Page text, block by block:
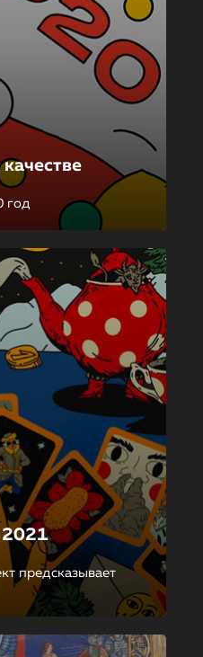
год
2021
предсказывает